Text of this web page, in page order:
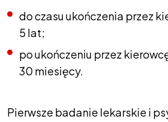
do czasu ukończenia przez
5 lat;
po ukończeniu przez
30 miesięcy.
Pierwsze badanie lekarskie i